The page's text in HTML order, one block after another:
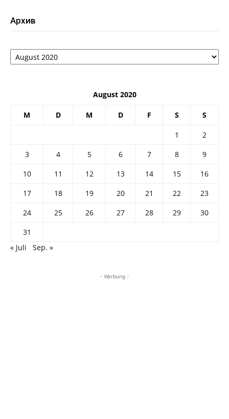
Архив
Архив
August 2020
M D M D F S S
1
2
3
4 5 6 7 8
9
10
11 12 13 14 15
16
17
18 19 20 21 22
23
24
25 26 27 28 29
30
31
« Juli
Sep. »
- Werbung -